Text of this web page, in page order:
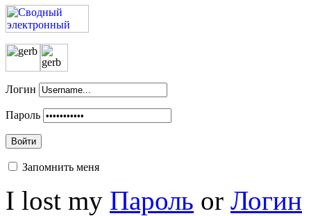
Логин
Пароль
Войти
Запомнить меня
I lost my Пароль or Логин